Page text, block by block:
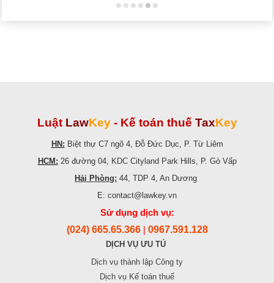
Luật LawKey - Kế toán thuế TaxKey
HN: Biệt thự C7 ngõ 4, Đỗ Đức Dục, P. Từ Liêm
HCM: 26 đường 04, KDC Cityland Park Hills, P. Gò Vấp
Hải Phòng: 44, TDP 4, An Dương
E: contact@lawkey.vn
Sử dụng dịch vụ:
(024) 665.65.366 | 0967.591.128
DỊCH VỤ ƯU TÚ
Dịch vụ thành lập Công ty
Dịch vụ Kế toán thuế